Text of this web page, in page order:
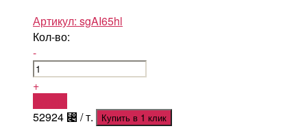
Артикул: sgAI65hl
Кол-во:
-
+
52924 ⃄ / т. Купить в 1 клик